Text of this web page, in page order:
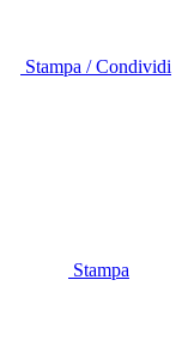
Stampa / Condividi
Stampa